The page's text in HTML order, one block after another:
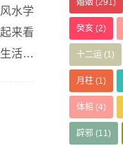
水学
来看
活，
癸亥 (2)
十二运 (1)
月柱 (1)
体相 (4)
辟邪 (11)